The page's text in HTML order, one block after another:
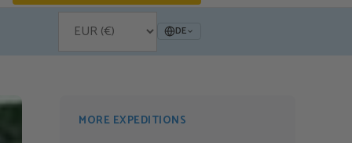
DE
MORE EXPEDITIONS